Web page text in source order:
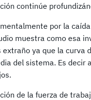
continúe
por la
muestra como esa
ya que la curva
del sistema. Es decir
de la fuerza de